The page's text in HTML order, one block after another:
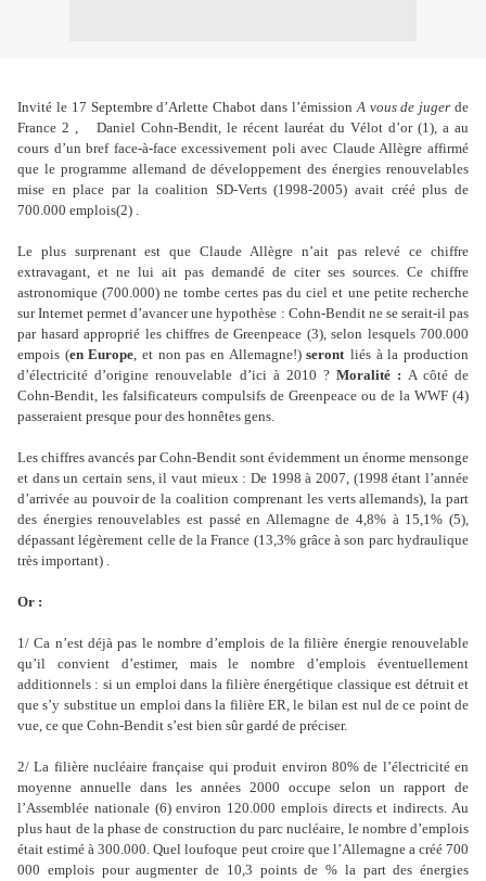
Invité le 17 Septembre d’Arlette Chabot dans l’émissionA vous de juger de
France 2 , Daniel Cohn-Bendit, le récent lauréat du Vélot d’or (1), a au
cours d’un bref face-à-face excessivement poli avec Claude Allègre affirmé
que le programme allemand de développement des énergies renouvelables
mise en place par la coalition SD-Verts (1998-2005) avait créé plus de
700.000 emplois(2) .
Le plus surprenant est que Claude Allègre n’ait pas relevé ce chiffre
extravagant, et ne lui ait pas demandé de citer ses sources. Ce chiffre
astronomique (700.000) ne tombe certes pas du ciel et une petite recherche
sur Internet permet d’avancer une hypothèse : Cohn-Bendit ne se serait-il pas
par hasard approprié les chiffres de Greenpeace (3), selon lesquels 700.000
empois (en Europe, et non pas en Allemagne!)seront liés à la production
d’électricité d’origine renouvelable d’ici à 2010 ?Moralité : A côté de
Cohn-Bendit, les falsificateurs compulsifs de Greenpeace ou de la WWF (4)
passeraient presque pour des honnêtes gens.
Les chiffres avancés par Cohn-Bendit sont évidemment un énorme mensonge
et dans un certain sens, il vaut mieux : De 1998 à 2007, (1998 étant l’année
d’arrivée au pouvoir de la coalition comprenant les verts allemands), la part
des énergies renouvelables est passé en Allemagne de 4,8% à 15,1% (5),
dépassant légèrement celle de la France (13,3% grâce à son parc hydraulique
très important) .
Or :
1/ Ca n’est déjà pas le nombre d’emplois de la filière énergie renouvelable
qu’il convient d’estimer, mais le nombre d’emplois éventuellement
additionnels : si un emploi dans la filière énergétique classique est détruit et
que s’y substitue un emploi dans la filière ER, le bilan est nul de ce point de
vue, ce que Cohn-Bendit s’est bien sûr gardé de préciser.
2/ La filière nucléaire française qui produit environ 80% de l’électricité en
moyenne annuelle dans les années 2000 occupe selon un rapport de
l’Assemblée nationale (6) environ 120.000 emplois directs et indirects. Au
plus haut de la phase de construction du parc nucléaire, le nombre d’emplois
était estimé à 300.000. Quel loufoque peut croire que l’Allemagne a créé 700
000 emplois pour augmenter de 10,3 points de % la part des énergies